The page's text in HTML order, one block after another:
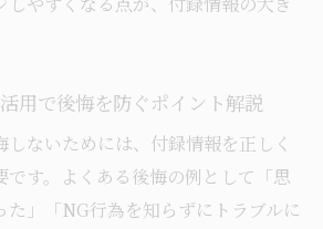
用で後悔を防ぐポイント解説
しないためには、付録情報を正しく
です。よくある後悔の例として「思
た」「NG行為を知らずにトラブルに